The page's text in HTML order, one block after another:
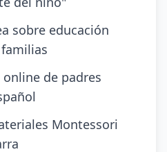
sobre educación
de padres
Montessori